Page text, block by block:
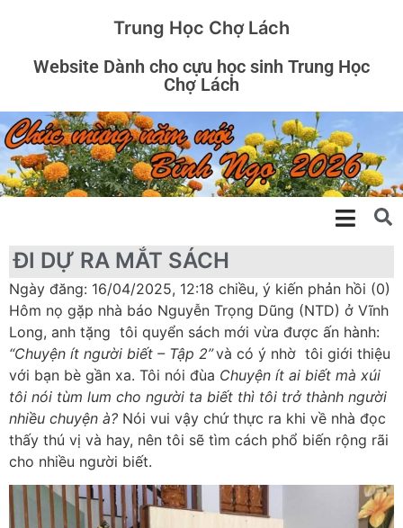
Trung Học Chợ Lách
Website Dành cho cựu học sinh Trung Học
Chợ Lách
ĐI DỰ RA MẮT SÁCH
Ngày đăng: 16/04/2025, 12:18 chiều, ý kiến phản hồi (0)
Hôm nọ gặp nhà báo Nguyễn Trọng Dũng (NTD) ở Vĩnh
Long, anh tặng tôi quyển sách mới vừa được ấn hành:
“Chuyện ít người biết – Tập 2”và có ý nhờ tôi giới thiệu
với bạn bè gần xa. Tôi nói đùa Chuyện ít ai biết mà xúi
tôi nói tùm lum cho người ta biết thì tôi trở thành người
nhiều chuyện à? Nói vui vậy chứ thực ra khi về nhà đọc
thấy thú vị và hay, nên tôi sẽ tìm cách phổ biến rộng rãi
cho nhiều người biết.